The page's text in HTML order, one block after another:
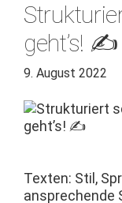
geht’s! ✍️
9. August 2022
Tex­ten: Stil,
ansprechende